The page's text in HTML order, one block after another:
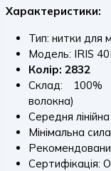
Характеристики:
Тип: нитки для
Модель: IRIS
Колір: 2832
Склад: 100%
волокна)
Середня
Мінімальна
Сертифікація: